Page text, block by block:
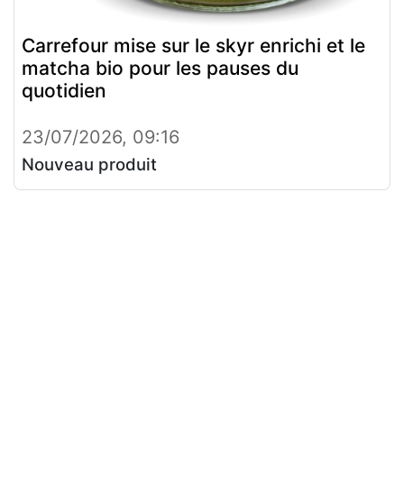
Carrefour mise sur le skyr enrichi et le
matcha bio pour les pauses du
quotidien
23/07/2026, 09:16
Nouveau produit